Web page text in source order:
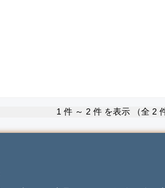
1 件 ～ 2 件 を表示 （全 2